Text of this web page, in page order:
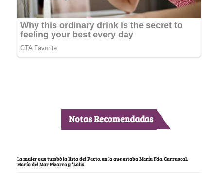
Notas Recomendadas
La mujer que tumbó la lista del Pacto, en la que estaba María Fda. Carrascal,
María del Mar Pizarro y “Lalis